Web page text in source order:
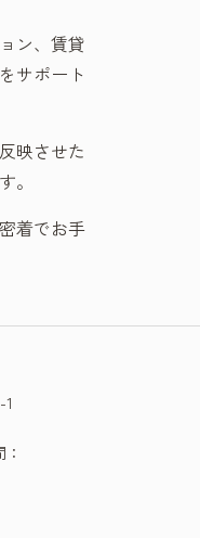
ン、賃貸
サポート
映させた
。
着でお手